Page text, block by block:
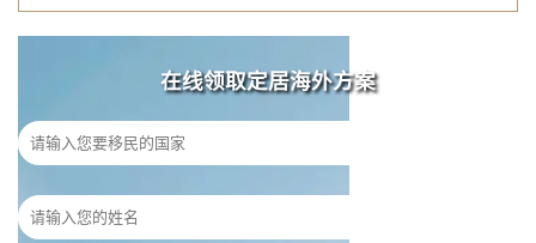
在线领取定居海外方案